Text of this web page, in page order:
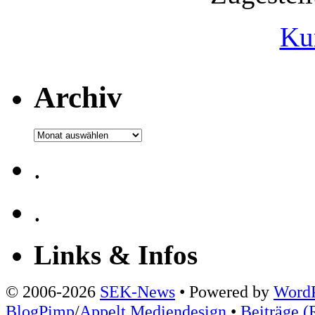
Archiv
Archiv
.
.
Links & Infos
© 2006-2026 SEK-News • Powered by
BlogPimp/Appelt Mediendesign • Beiträge